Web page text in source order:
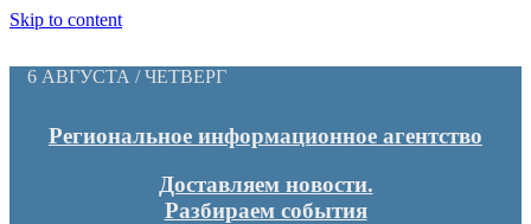
Skip to content
6 АВГУСТА / ЧЕТВЕРГ
Региональное информационное агентство
Доставляем новости.
Разбираем события